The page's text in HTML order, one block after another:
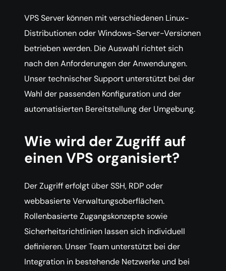
VPS Server können mit verschiedenen Linux-
Distributionen oder Windows-Server-Versionen
betrieben werden. Die Auswahl richtet sich
nach den Anforderungen der Anwendungen.
Unser technischer Support unterstützt bei der
Wahl der passenden Konfiguration und der
automatisierten Bereitstellung der Umgebung.
Wie wird der Zugriff auf
einen VPS organisiert?
Der Zugriff erfolgt über SSH, RDP oder
webbasierte Verwaltungsoberflächen.
Rollenbasierte Zugangskonzepte sowie
Sicherheitsrichtlinien lassen sich individuell
definieren. Unser Team unterstützt bei der
Integration in bestehende Netzwerke und bei